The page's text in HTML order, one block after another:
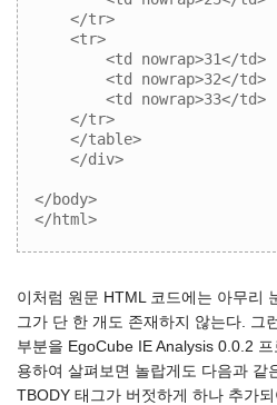
    </tr>
    <tr>
        <td nowrap>31</td>
        <td nowrap>32</td>
        <td nowrap>33</td>
    </tr>
    </table>
    </div>
</body>
</html>
이처럼 원문 HTML 코드에는 아무리
그가 단 한 개도 존재하지 않는다. 그
부분을 EgoCube IE Analysis 0.0.2
용하여 살펴보면 놀랍게도 다음과 같
TBODY 태그가 버젓하게 하나 추가되